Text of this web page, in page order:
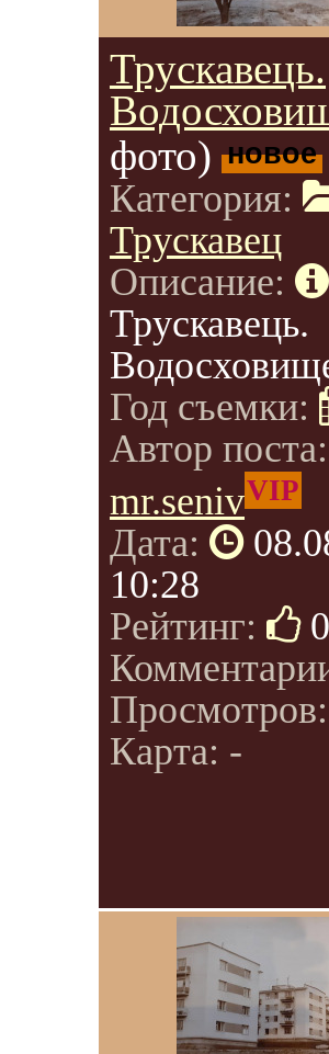
Трускавець.
фото) новое
Категория:
Трускавец
Описание:
Трускавець.
Год съемки:
Автор
mr.senivVIP
Дата:
10:28
Рейтинг:
0
Карта: -